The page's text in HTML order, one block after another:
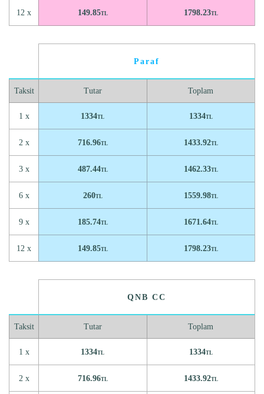
12 x 149.85TL 1798.23TL
Paraf
Taksit
1 x
2 x
3 x
6 x
9 x
12 x
Tutar
1334TL
716.96TL
487.44TL
260TL
185.74TL
149.85TL
Toplam
1334TL
1433.92TL
1462.33TL
1559.98TL
1671.64TL
1798.23TL
QNB CC
Taksit
1 x
2 x
Tutar
1334TL
716.96TL
Toplam
1334TL
1433.92TL